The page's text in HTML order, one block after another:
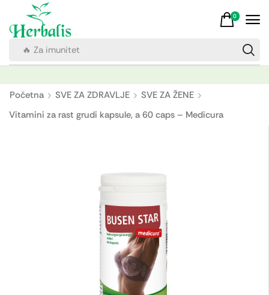
🔥 Za imunitet
0
Početna SVE ZA ZDRAVLJE
SVE ZA ŽENE
Vitamini za rast grudi kapsule, a 60 caps – Medicura